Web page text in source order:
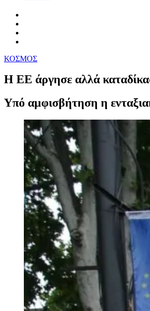
ΚΟΣΜΟΣ
Η ΕΕ άργησε αλλά
Υπό αμφισβήτηση η